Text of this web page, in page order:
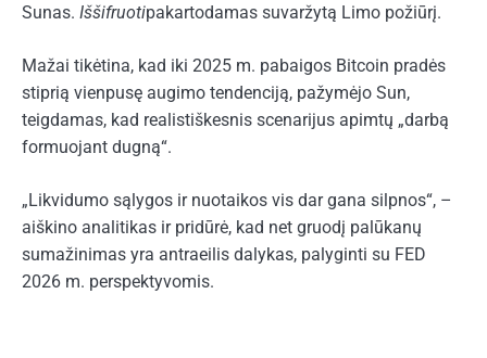
Sunas. Iššifruotipakartodamas suvaržytą Limo požiūrį.
Mažai tikėtina, kad iki 2025 m. pabaigos Bitcoin pradės
stiprią vienpusę augimo tendenciją, pažymėjo Sun,
teigdamas, kad realistiškesnis scenarijus apimtų „darbą
formuojant dugną“.
„Likvidumo sąlygos ir nuotaikos vis dar gana silpnos“, –
aiškino analitikas ir pridūrė, kad net gruodį palūkanų
sumažinimas yra antraeilis dalykas, palyginti su FED
2026 m. perspektyvomis.